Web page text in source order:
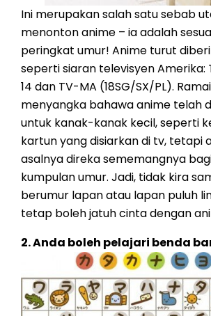
Ini merupakan salah satu sebab
menonton anime – ia adalah
peringkat umur! Anime turut
seperti siaran televisyen Amerika:
14 dan TV-MA (18SG/SX/PL).
menyangka bahawa anime telah
untuk kanak-kanak kecil, seperti
kartun yang disiarkan di tv, tetapi
asalnya direka sememangnya
kumpulan umur. Jadi, tidak kira
berumur lapan atau lapan puluh
tetap boleh jatuh cinta dengan
2. Anda boleh pelajari benda